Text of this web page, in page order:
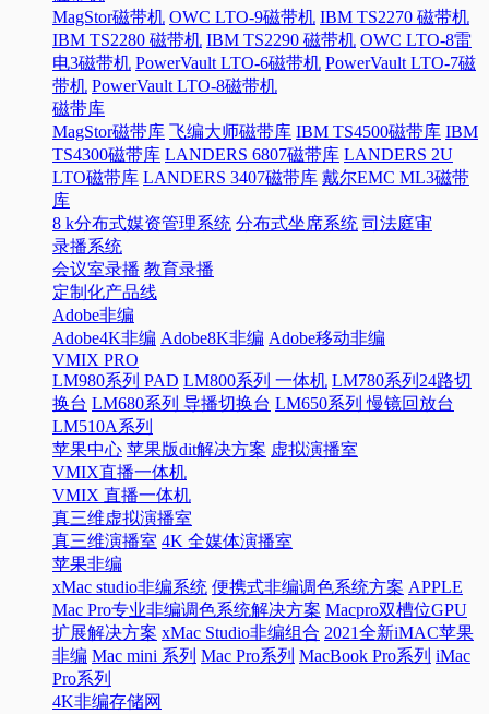
MagStor磁带机 OWC LTO-9磁带机 IBM TS2270 磁带机
IBM TS2280 磁带机 IBM TS2290 磁带机 OWC LTO-8雷
电3磁带机 PowerVault LTO-6磁带机 PowerVault LTO-7磁
带机 PowerVault LTO-8磁带机
磁带库
MagStor磁带库 飞编大师磁带库 IBM TS4500磁带库 IBM
TS4300磁带库 LANDERS 6807磁带库 LANDERS 2U
LTO磁带库 LANDERS 3407磁带库 戴尔EMC ML3磁带
库
8 k分布式媒资管理系统 分布式坐席系统 司法庭审
录播系统
会议室录播 教育录播
定制化产品线
Adobe非编
Adobe4K非编 Adobe8K非编 Adobe移动非编
VMIX PRO
LM980系列 PAD LM800系列 一体机 LM780系列24路切
换台 LM680系列 导播切换台 LM650系列 慢镜回放台
LM510A系列
苹果中心 苹果版dit解决方案 虚拟演播室
VMIX直播一体机
VMIX 直播一体机
真三维虚拟演播室
真三维演播室 4K 全媒体演播室
苹果非编
xMac studio非编系统 便携式非编调色系统方案 APPLE
Mac Pro专业非编调色系统解决方案 Macpro双槽位GPU
扩展解决方案 xMac Studio非编组合 2021全新iMAC苹果
非编 Mac mini 系列 Mac Pro系列 MacBook Pro系列 iMac
Pro系列
4K非编存储网